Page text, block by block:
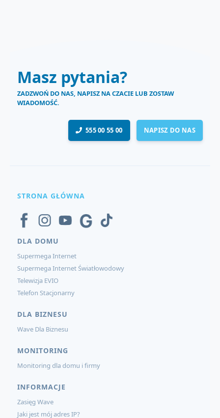
Masz pytania?
ZADZWOŃ DO NAS, NAPISZ NA CZACIE LUB ZOSTAW
WIADOMOŚĆ.
555 00 55 00 NAPISZ DO NAS
STRONA GŁÓWNA
DLA DOMU
Supermega Internet
Supermega Internet Światłowodowy
Telewizja EVIO
Telefon Stacjonarny
DLA BIZNESU
Wave Dla Biznesu
MONITORING
Monitoring dla domu i firmy
INFORMACJE
Zasięg Wave
Jaki jest mój adres IP?